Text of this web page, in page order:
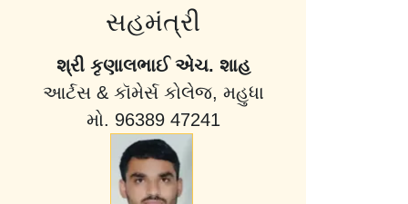
સહમંત્રી
શ્રી કૃણાલભાઈ એચ. શાહ
આર્ટસ & કૉમેર્સ કોલેજ, મહુધા
મો. 96389 47241